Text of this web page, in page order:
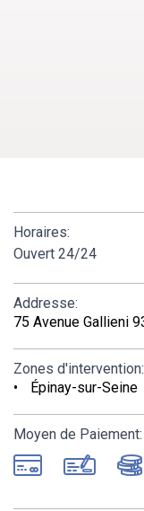
Horaires:
Ouvert 24/24
Addresse:
75 Avenue Gallieni
Zones d'intervention:
Épinay-sur-Seine
Moyen de Paiement: